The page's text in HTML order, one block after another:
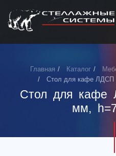
Главная Каталог
Стол для кафе ЛДСП
Стол для кафе
мм,